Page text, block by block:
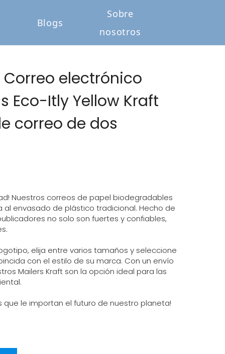
Blogs
Sobre
nosotros
electrónico
Eco-Itly Yellow Kraft
correo de dos
Nuestros correos de papel biodegradables
envasado de plástico tradicional. Hecho de
no solo son fuertes y confiables,
elija entre varios tamaños y seleccione
con el estilo de su marca. Con un envío
Mailers Kraft son la opción ideal para las
que le importan el futuro de nuestro planeta!